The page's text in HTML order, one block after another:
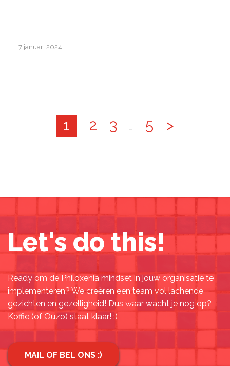
7 januari 2024
1 2 3 … 5 >
Let's do this!
Ready om de Philoxenia mindset in jouw organisatie te
implementeren? We creëren een team vol lachende
gezichten en gezelligheid! Dus waar wacht je nog op?
Koffie (of Ouzo) staat klaar! :)
MAIL OF BEL ONS :)